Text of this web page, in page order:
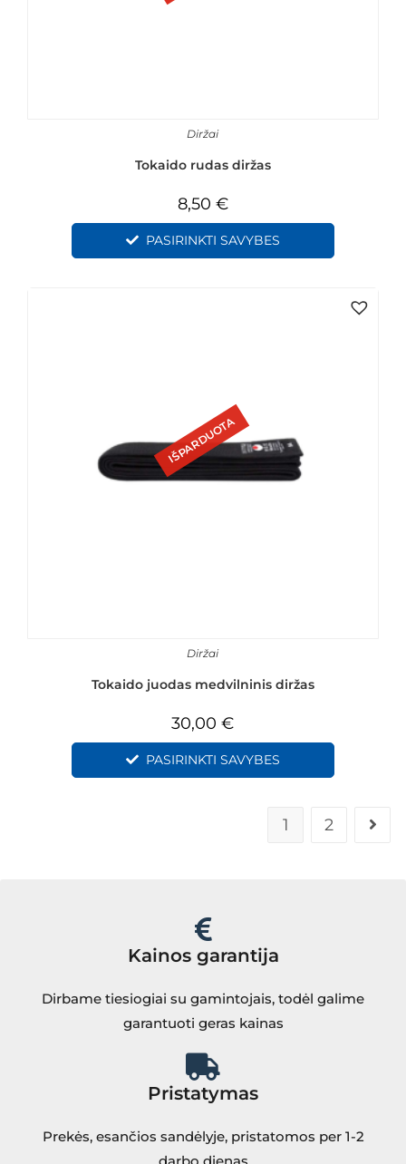
Diržai
Tokaido rudas diržas
8,50 €
PASIRINKTI SAVYBES
IŠPARDUOTA
Diržai
Tokaido juodas medvilninis diržas
30,00€
PASIRINKTI SAVYBES
1 2
Kainos garantija
Dirbame tiesiogiai su gamintojais, todėl galime
garantuoti geras kainas
Pristatymas
Prekės, esančios sandėlyje, pristatomos per 1-2